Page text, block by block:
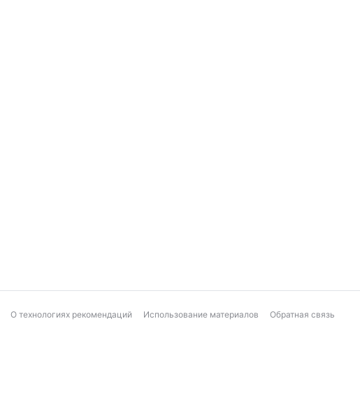
О технологиях рекомендаций Использование материалов Обратная связь